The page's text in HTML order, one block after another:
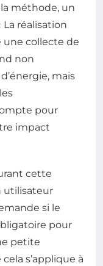
méthode, un
réalisation
une collecte de
non
mais
pour
impact
cette
utilisateur
si le
pour
petite
s’applique à